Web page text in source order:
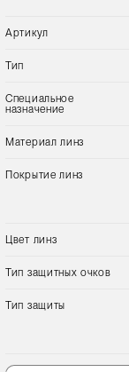
Артикул
Тип
Специальное
назначение
Материал линз
Покрытие линз
Цвет линз
Тип защитных очков
Тип защиты